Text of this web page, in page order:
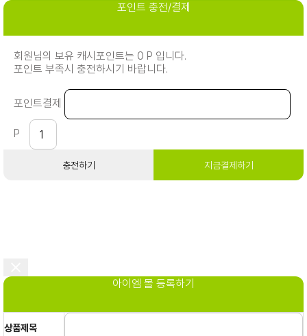
포인트 충전/결제
회원님의 보유 캐시포인트는 0 P 입니다.
포인트 부족시 충전하시기 바랍니다.
포인트결제
P
충전하기 지금결제하기
아이엠 몰 등록하기
상품제목